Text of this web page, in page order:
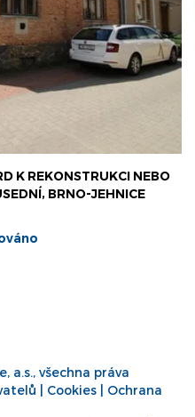
K REKONSTRUKCI NEBO
BRNO-JEHNICE
a.s., všechna práva
Cookies
Ochrana